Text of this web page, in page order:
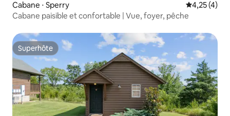
Cabane ⋅ Sperry Évaluation
4,25 (4)
Cabane paisible et confortable | Vue, foyer, pêche
Superhôte
Superhôte